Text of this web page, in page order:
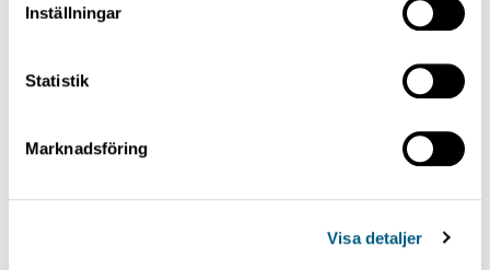
Inställningar
Statistik
Marknadsföring
Visa detaljer
Camera Sorting System